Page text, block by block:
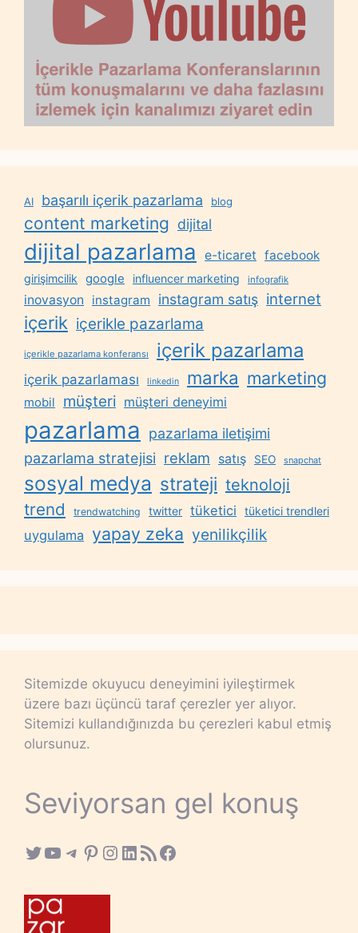
AI başarılı içerik pazarlama blog
content marketing dijital
dijital pazarlama e-ticaret facebook
girişimcilik google influencer marketing infografik
inovasyon instagram instagram satış internet
içerik içerikle pazarlama
içerikle pazarlama konferansı içerik pazarlama
içerik pazarlaması linkedin marka marketing
mobil müşteri müşteri deneyimi
pazarlama
pazarlama iletişimi
pazarlama stratejisi reklam satış SEO snapchat
sosyal medya strateji teknoloji
trend trendwatching twitter tüketici tüketici trendleri
uygulama yapay zeka yenilikçilik
Sitemizde okuyucu deneyimini iyileştirmek
üzere bazı üçüncü taraf çerezler yer alıyor.
Sitemizi kullandığınızda bu çerezleri kabul etmiş
olursunuz.
Seviyorsan gel konuş
Twitter
YouTube
Telegram
Pinterest
Instagram
LinkedIn
RSS FeedFacebook